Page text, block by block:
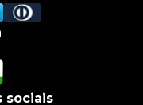
sociais